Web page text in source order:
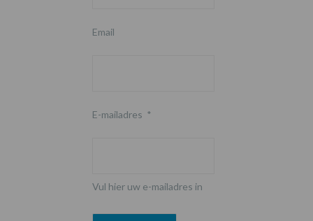
Email
E-mailadres *
Vul hier uw e-mailadres in